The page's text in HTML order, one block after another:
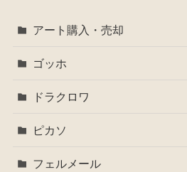
アート購入・売却
ゴッホ
ドラクロワ
ピカソ
フェルメール